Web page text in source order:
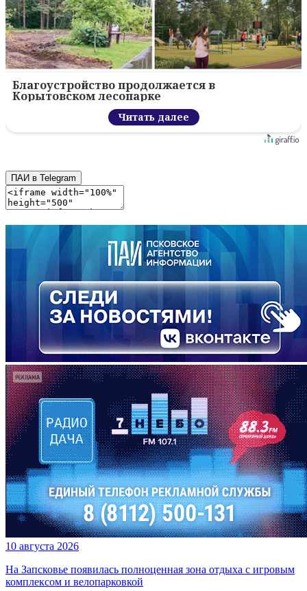
Благоустройство продолжается в
Корытовском лесопарке
Читать далее
ПАИ в Telegram
10 августа 2026
На Запсковье появилась полноценная зона отдыха с игровым
комплексом и велопарковкой